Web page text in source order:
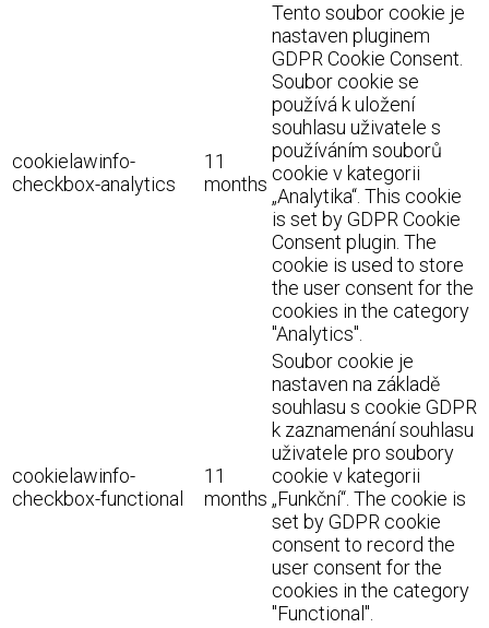
cookielawinfo-
checkbox-analytics
11
months
Tento soubor cookie je
nastaven pluginem
GDPR Cookie Consent.
Soubor cookie se
používá k uložení
souhlasu uživatele s
používáním souborů
cookie v kategorii
„Analytika“. This cookie
is set by GDPR Cookie
Consent plugin. The
cookie is used to store
the user consent for the
cookies in the category
"Analytics".
cookielawinfo-
checkbox-functional
11
months
Soubor cookie je
nastaven na základě
souhlasu s cookie GDPR
k zaznamenání souhlasu
uživatele pro soubory
cookie v kategorii
„Funkční“. The cookie is
set by GDPR cookie
consent to record the
user consent for the
cookies in the category
"Functional".